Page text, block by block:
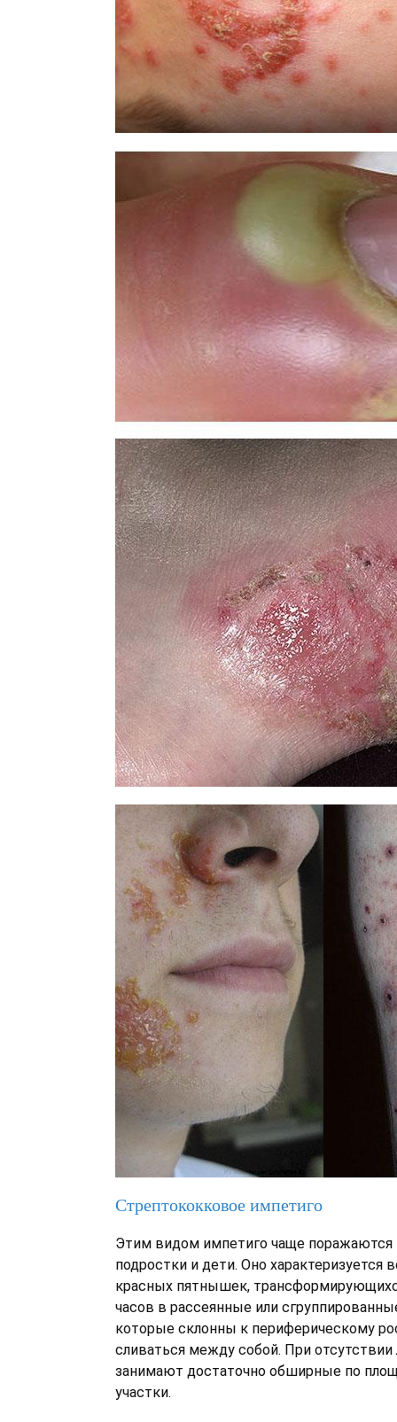
Стрептококковое импетиго
Этим видом импетиго чаще
подростки и дети. Оно характеризуется
красных пятнышек,
часов в рассеянные или
которые склонны к периферическому
сливаться между собой. При отсутствии
занимают достаточно обширные по
участки.